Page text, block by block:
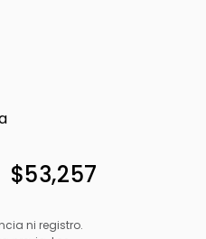
$53,257
ni registro.